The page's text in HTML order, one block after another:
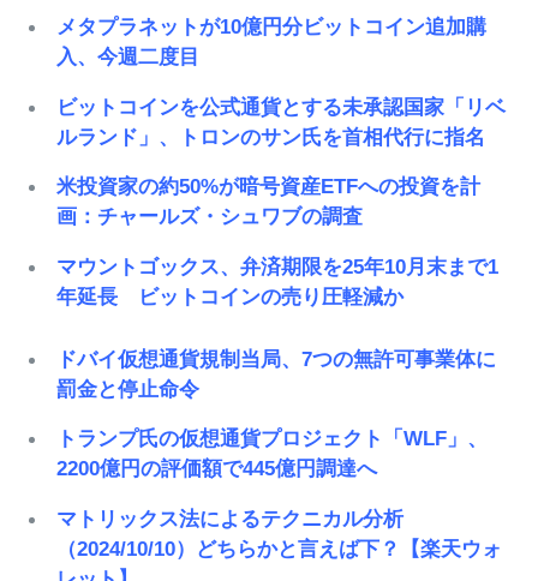
メタプラネットが10億円分ビットコイン追加購
入、今週二度目
ビットコインを公式通貨とする未承認国家「リベ
ルランド」、トロンのサン氏を首相代行に指名
米投資家の約50%が暗号資産ETFへの投資を計
画：チャールズ・シュワブの調査
マウントゴックス、弁済期限を25年10月末まで1
年延長 ビットコインの売り圧軽減か
ドバイ仮想通貨規制当局、7つの無許可事業体に
罰金と停止命令
トランプ氏の仮想通貨プロジェクト「WLF」、
2200億円の評価額で445億円調達へ
マトリックス法によるテクニカル分析
（2024/10/10）どちらかと言えば下？【楽天ウォ